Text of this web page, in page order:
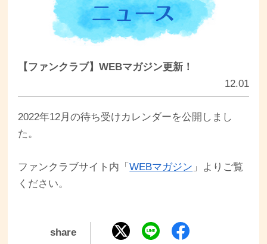
【ファンクラブ】WEBマガジン更新！
12.01
2022年12月の待ち受けカレンダーを公開しまし
た。
ファンクラブサイト内「WEBマガジン 」よりご覧
ください。
share